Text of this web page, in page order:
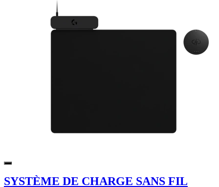
SYSTÈME DE CHARGE SANS FIL